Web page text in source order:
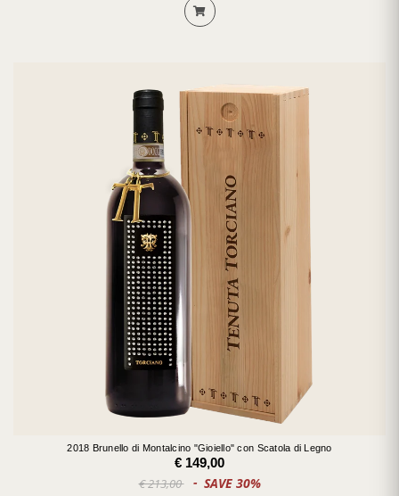
2018 Brunello di Montalcino "Gioiello" con Scatola di Legno
€ 149,00
€ 213,00 SAVE 30%